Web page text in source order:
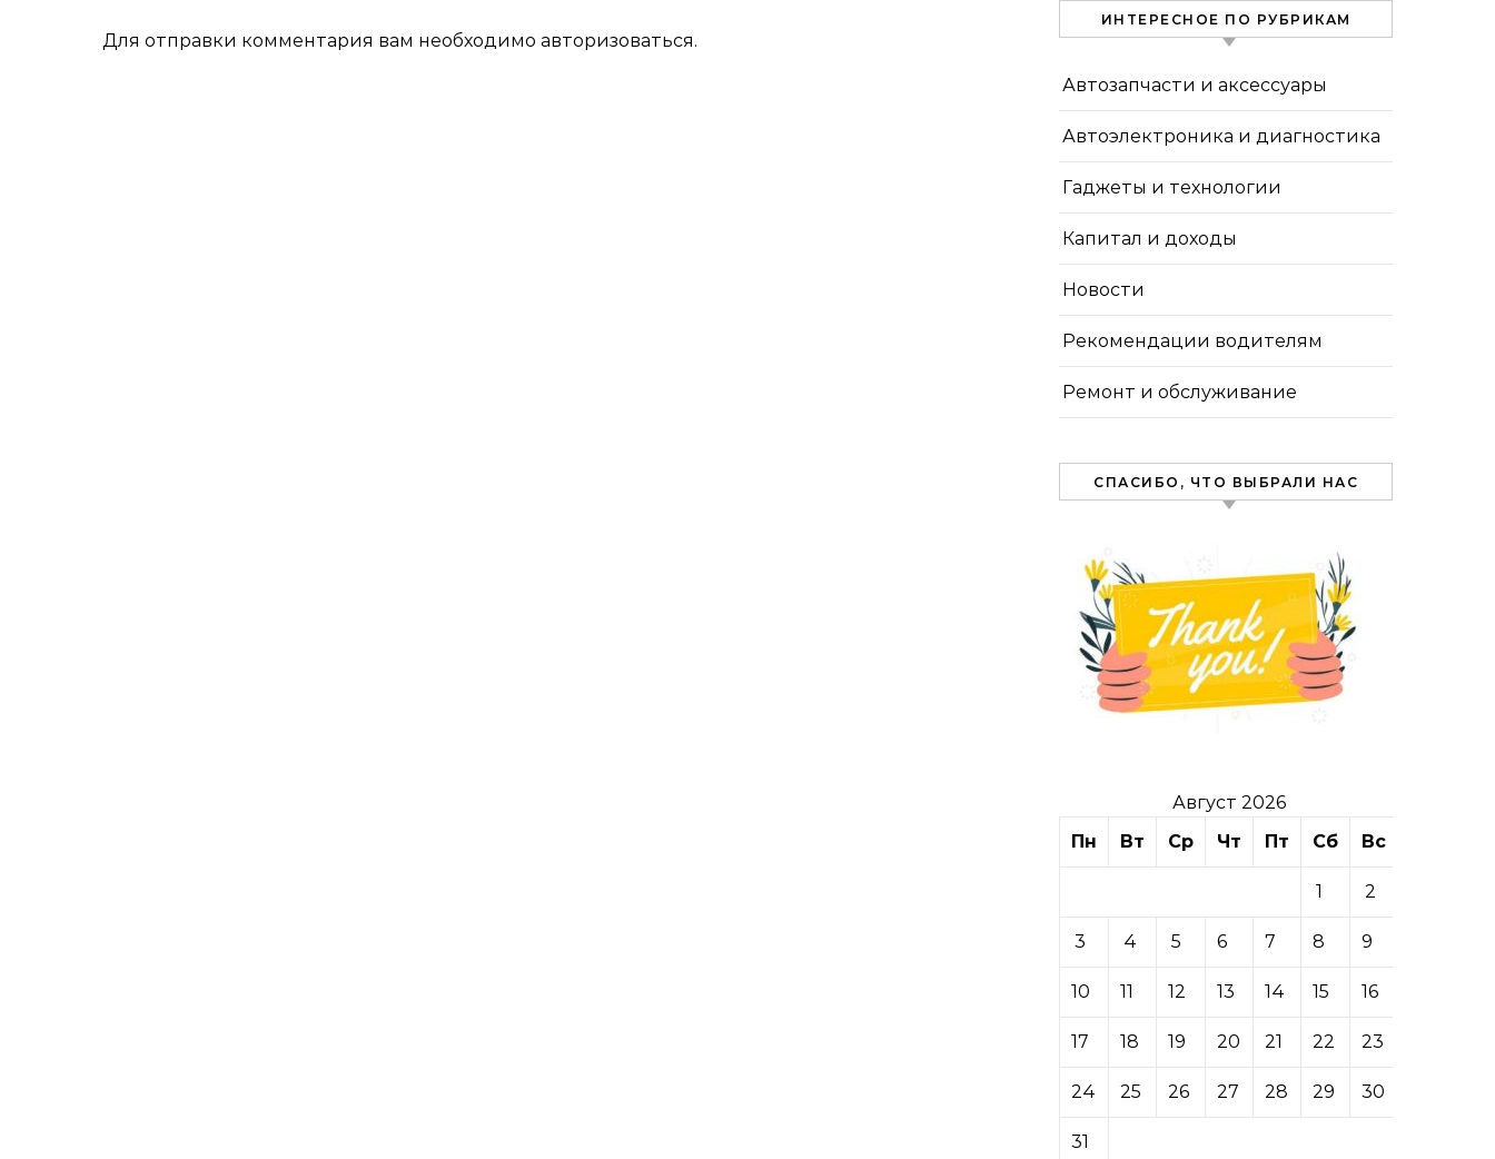
Для отправки комментария вам необходимо авторизоваться.
ИНТЕРЕСНОЕ ПО РУБРИКАМ
Автозапчасти и аксессуары
Автоэлектроника и диагностика
Гаджеты и технологии
Капитал и доходы
Новости
Рекомендации водителям
Ремонт и обслуживание
СПАСИБО, ЧТО ВЫБРАЛИ НАС
Август 2026
Пн
Вт Ср Чт Пт Сб Вс
1 2
3 4 5 6 7 8 9
10 11 12 13 14 15 16
17 18 19 20 21 22 23
24 25 26 27 28 29 30
31